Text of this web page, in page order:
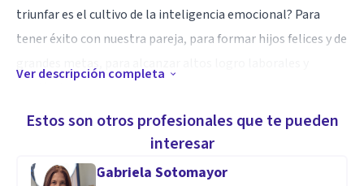
triunfar es el cultivo de la inteligencia emocional? Para
tener éxito con nuestra pareja, para formar hijos felices y de
Por eso te invitamos a tomas sesiones de desarrollo
personal que te permitan identificar tus posibilidades
personales de mejor manejo de tu inteligencia emocional, a
Ver descripción completa
Estos son otros profesionales que te pueden
interesar
Gabriela Sotomayor